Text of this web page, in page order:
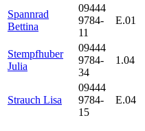
Spannrad
Bettina
09444
9784-
11
E.01
Stempfhuber
Julia
09444
9784-
34
1.04
Strauch Lisa
09444
9784-
15
E.04